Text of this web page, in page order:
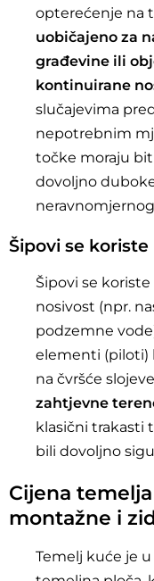
opterećenje na
uobičajeno za
građevine ili
kontinuirane
slučajevima
nepotrebnim
točke moraju
dovoljno
Šipovi se
Šipovi se
nosivost (npr.
podzemne
elementi (piloti)
na čvršće
zahtjevne
klasični trakasti
bili dovoljno
Cijena
montažne i
Temelj kuće je